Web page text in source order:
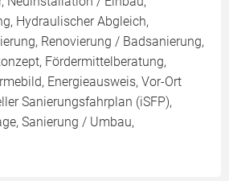
Hydraulischer Abgleich,
Renovierung / Badsanierung,
Fördermittelberatung,
Energieausweis, Vor-Ort
Sanierungsfahrplan (iSFP),
Sanierung / Umbau,